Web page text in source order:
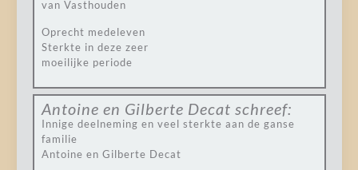
van Vasthouden
Oprecht medeleven
Sterkte in deze zeer
moeilijke periode
Antoine en Gilberte Decat schreef:
Innige deelneming en veel sterkte aan de ganse
familie
Antoine en Gilberte Decat